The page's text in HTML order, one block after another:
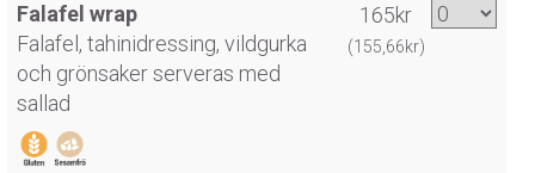
Falafel wrap
Falafel, tahinidressing, vildgurka
och grönsaker serveras med
sallad
165kr
(155,66kr)